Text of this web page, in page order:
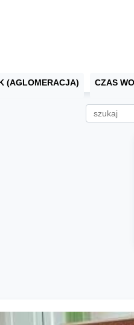
(AGLOMERACJA) CZAS